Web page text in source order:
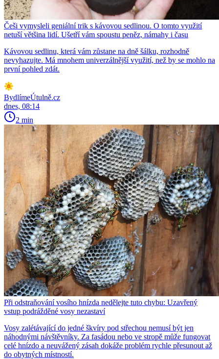
Češi vymysleli geniální trik s kávovou sedlinou. O tomto využití
netuší většina lidí. Ušetří vám spoustu peněz, námahy i času
Kávovou sedlinu, která vám zůstane na dně šálku, rozhodně
nevyhazujte. Má mnohem univerzálnější využití, než by se mohlo na
první pohled zdát.
BydlímeÚtulně.cz
dnes, 08:14
2 min
Při odstraňování vosího hnízda nedělejte tuto chybu: Uzavřený
vstup podrážděné vosy nezastaví
Vosy zalétávající do jedné škvíry pod střechou nemusí být jen
náhodnými návštěvníky. Za fasádou nebo ve stropě může fungovat
celé hnízdo a neuvážený zásah dokáže problém rychle přesunout až
do obytných místností.